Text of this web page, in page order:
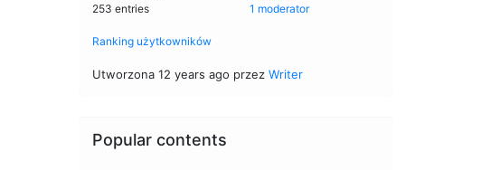
253 entries
1 moderator
Ranking użytkowników
Utworzona 12 years ago przez Writer
Popular contents